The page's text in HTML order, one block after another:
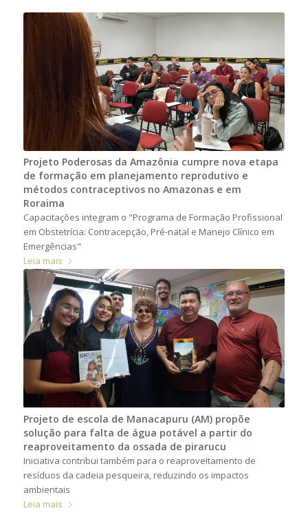
Projeto Poderosas da Amazônia cumpre nova etapa
de formação em planejamento reprodutivo e
métodos contraceptivos no Amazonas e em
Roraima
Capacitações integram o "Programa de Formação Profissional
em Obstetrícia: Contracepção, Pré-natal e Manejo Clínico em
Emergências"
Leia mais
Projeto de escola de Manacapuru (AM) propõe
solução para falta de água potável a partir do
reaproveitamento da ossada de pirarucu
Iniciativa contribui também para o reaproveitamento de
resíduos da cadeia pesqueira, reduzindo os impactos
ambientais
Leia mais